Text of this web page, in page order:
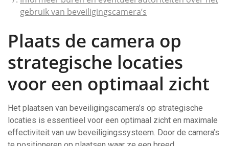
gebruik van beveiligingscamera’s
Plaats de camera op
strategische locaties
voor een optimaal zicht
Het plaatsen van beveiligingscamera’s op strategische
locaties is essentieel voor een optimaal zicht en maximale
effectiviteit van uw beveiligingssysteem. Door de camera’s